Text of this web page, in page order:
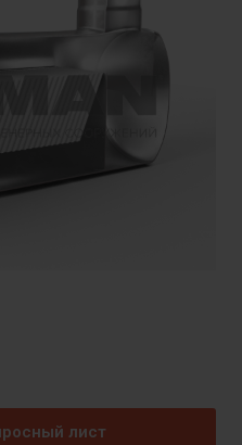
лист